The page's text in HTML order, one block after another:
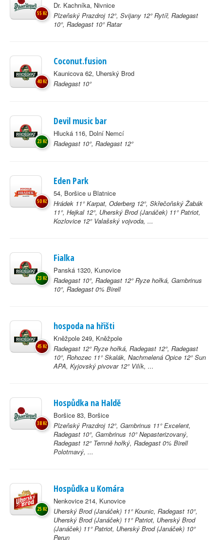
Dr. Kachníka, Nivnice
Plzeňský Prazdroj 12°, Svijany 12° Rytíř, Radegast
10°, Radegast 10° Ratar
55 Kč
Coconut.fusion
Kaunicova 62, Uherský Brod
Radegast 10°
40 Kč
Devil music bar
Hlucká 116, Dolní Nemcí
Radegast 10°, Radegast 12°
23 Kč
Eden Park
54, Boršice u Blatnice
Hrádek 11° Karpat, Oderberg 12°, Skřečoňský Žabák
11°, Hejkal 12°, Uherský Brod (Janáček) 11° Patriot,
Kozlovice 12° Valašský vojvoda, ...
50 Kč
Fialka
Panská 1320, Kunovice
Radegast 10°, Radegast 12° Ryze hořká, Gambrinus
10°, Radegast 0% Birell
23 Kč
hospoda na hřišti
Kněžpole 249, Kněžpole
Radegast 12° Ryze hořká, Radegast 12°, Radegast
10°, Rohozec 11° Skalák, Nachmelená Opice 12° Sun
APA, Kyjovský pivovar 12° Vilík, ...
45 Kč
Hospůdka na Haldě
Boršice 83, Boršice
Plzeňský Prazdroj 12°, Gambrinus 11° Excelent,
Radegast 10°, Gambrinus 10° Nepasterizovaný,
Radegast 12° Temně hořký, Radegast 0% Birell
Polotmavý, ...
38 Kč
Hospůdka u Komára
Nenkovice 214, Kunovice
Uherský Brod (Janáček) 11° Kounic, Radegast 10°,
Uherský Brod (Janáček) 11° Patriot, Uherský Brod
(Janáček) 11° Patriot, Uherský Brod (Janáček) 10°
Perun
25 Kč